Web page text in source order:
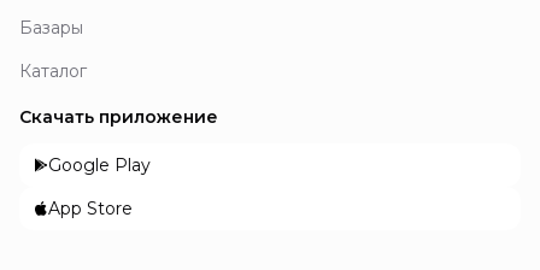
Базары
Каталог
Скачать приложение
Google Play
App Store